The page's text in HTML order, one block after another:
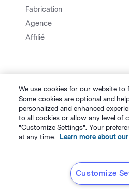
Fabrication
Agence
Affilié
Plan du site.Vie privée&
cookies©Polaris
We use cookies for our website to
Some cookies are optional and
personalized and enhanced
to all cookies or allow any level of
"Customize Settings". Your
at any time.
Learn more about
Customize